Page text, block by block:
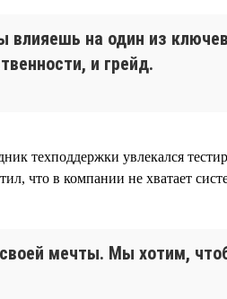
на один из
и грейд.
техподдержки увлекался
что в компании не хватает
своей мечты. Мы хотим,